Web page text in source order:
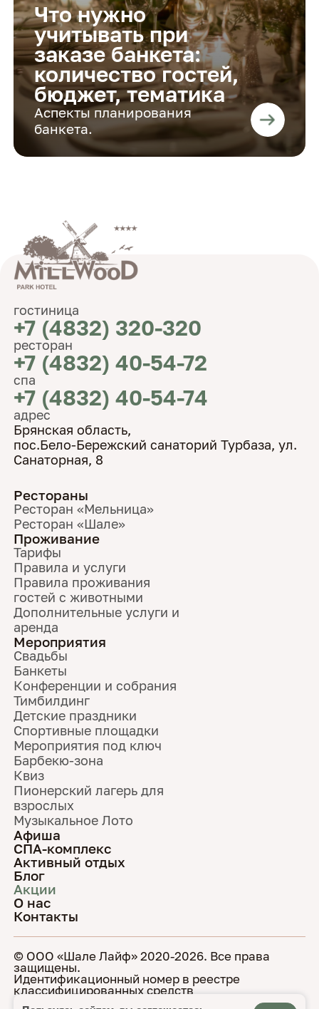
ресторан
+7 (4832) 40-54-72
спа
Что нужно
учитывать при
заказе банкета:
количество гостей,
бюджет, тематика
Аспекты планирования
банкета.
Рестораны
Ресторан «Мельница»
Ресторан «Шале»
Проживание
Тарифы
Правила и услуги
Правила проживания
гостей с животными
Дополнительные услуги и
аренда
Мероприятия
Свадьбы
Банкеты
Конференции и собрания
Тимбилдинг
Детские праздники
Спортивные площадки
Мероприятия под ключ
Барбекю-зона
Квиз
Пионерский лагерь для
взрослых
Музыкальное Лото
Афиша
СПА-комплекс
Активный отдых
Блог
Акции
О нас
Контакты
гостиница
+7 (4832) 320-320
ресторан
+7 (4832) 40-54-72
спа
+7 (4832) 40-54-74
адрес
Брянская область,
пос.Бело-Бережский санаторий Турбаза, ул.
Санаторная, 8
© ООО «Шале Лайф» 2020-2026. Все права
защищены.
Идентификационный номер в реестре
классифицированных средств